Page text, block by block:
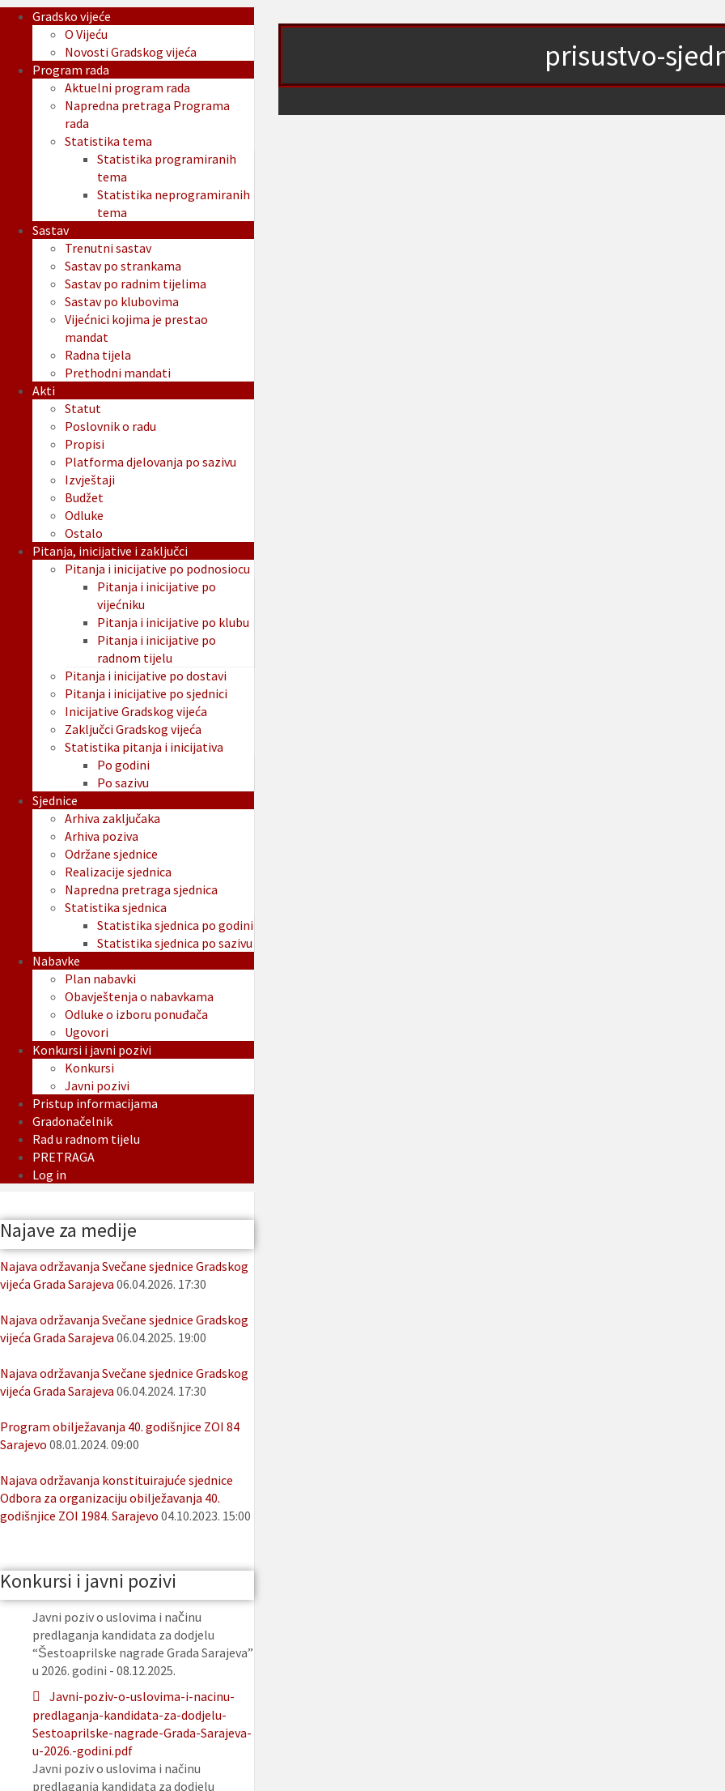
prisustvo-
Gradsko vijeće
O Vijeću
Novosti Gradskog vijeća
Program rada
Aktuelni program rada
Napredna pretraga Programa
rada
Statistika tema
Statistika programiranih
tema
Statistika neprogramiranih
tema
Sastav
Trenutni sastav
Sastav po strankama
Sastav po radnim tijelima
Sastav po klubovima
Vijećnici kojima je prestao
mandat
Radna tijela
Prethodni mandati
Akti
Statut
Poslovnik o radu
Propisi
Platforma djelovanja po sazivu
Izvještaji
Budžet
Odluke
Ostalo
Pitanja, inicijative i zaključci
Pitanja i inicijative po podnosiocu
Pitanja i inicijative po
vijećniku
Pitanja i inicijative po klubu
Pitanja i inicijative po
radnom tijelu
Pitanja i inicijative po dostavi
Pitanja i inicijative po sjednici
Inicijative Gradskog vijeća
Zaključci Gradskog vijeća
Statistika pitanja i inicijativa
Po godini
Po sazivu
Sjednice
Arhiva zaključaka
Arhiva poziva
Održane sjednice
Realizacije sjednica
Napredna pretraga sjednica
Statistika sjednica
Statistika sjednica po godini
Statistika sjednica po sazivu
Nabavke
Plan nabavki
Obavještenja o nabavkama
Odluke o izboru ponuđača
Ugovori
Konkursi i javni pozivi
Konkursi
Javni pozivi
Pristup informacijama
Gradonačelnik
Rad u radnom tijelu
PRETRAGA
Log in
Najave za medije
Najava održavanja Svečane sjednice Gradskog
vijeća Grada Sarajeva 06.04.2026. 17:30
Najava održavanja Svečane sjednice Gradskog
vijeća Grada Sarajeva 06.04.2025. 19:00
Najava održavanja Svečane sjednice Gradskog
vijeća Grada Sarajeva 06.04.2024. 17:30
Program obilježavanja 40. godišnjice ZOI 84
Sarajevo 08.01.2024. 09:00
Najava održavanja konstituirajuće sjednice
Odbora za organizaciju obilježavanja 40.
godišnjice ZOI 1984. Sarajevo 04.10.2023. 15:00
Konkursi i javni pozivi
Javni poziv o uslovima i načinu
predlaganja kandidata za dodjelu
“Šestoaprilske nagrade Grada Sarajeva”
u 2026. godini - 08.12.2025.
Javni-poziv-o-uslovima-i-nacinu-
predlaganja-kandidata-za-dodjelu-
Sestoaprilske-nagrade-Grada-Sarajeva-
u-2026.-godini.pdf
Javni poziv o uslovima i načinu
predlaganja kandidata za dodjelu